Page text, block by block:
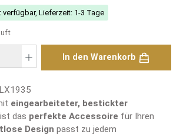
von 4.92 von 5 Sternen
Lieferzeit: 1-3 Tage
In den Warenkorb
LX1935
eingearbeiteter, bestickter
ist das perfekte Accessoire für Ihren
Design passt zu jedem